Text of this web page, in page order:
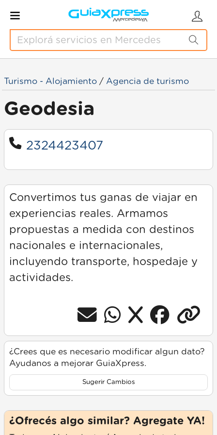
Turismo - Alojamiento / Agencia de turismo
Geodesia
Convertimos tus ganas de viajar en
experiencias reales. Armamos
propuestas a medida con destinos
nacionales e internacionales,
incluyendo transporte, hospedaje y
actividades.
¿Crees que es necesario modificar algun dato?
Ayudanos a mejorar GuiaXpress.
Sugerir Cambios
2324423407
¿Ofrecés algo similar? Agregate YA!